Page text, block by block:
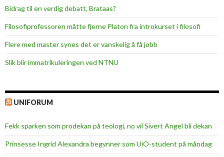
Bidrag til en verdig debatt, Brataas?
Filosofiprofessoren måtte fjerne Platon fra introkurset i filosofi
Flere med master synes det er vanskelig å få jobb
Slik blir immatrikuleringen ved NTNU
UNIFORUM
Fekk sparken som prodekan på teologi, no vil Sivert Angel bli dekan
Prinsesse Ingrid Alexandra begynner som UiO-student på måndag